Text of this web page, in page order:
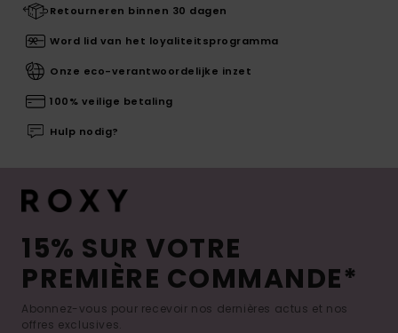
Retourneren binnen 30 dagen
Word lid van het loyaliteitsprogramma
Onze eco-verantwoordelijke inzet
100% veilige betaling
Hulp nodig?
15% SUR VOTRE
PREMIÈRE COMMANDE*
Abonnez-vous pour recevoir nos dernières actus et nos
offres exclusives.